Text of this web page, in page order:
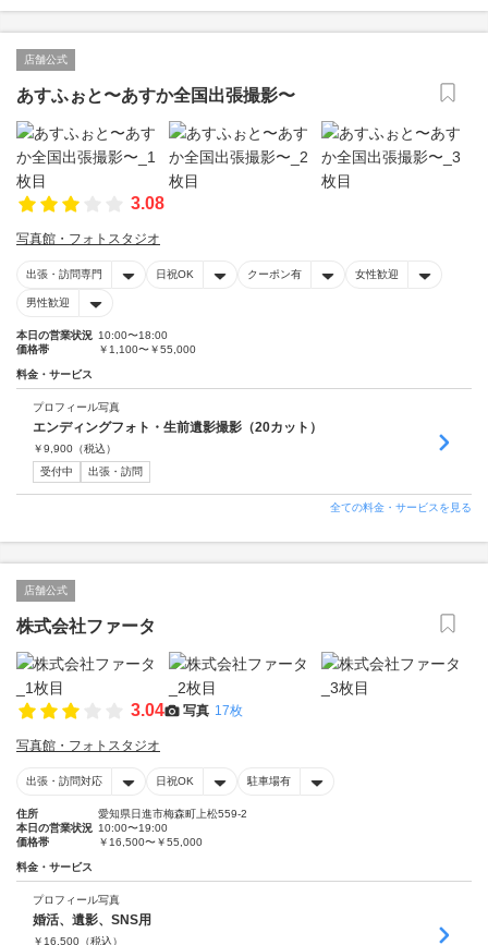
店舗公式
あすふぉと〜あすか全国出張撮影〜
3.08
写真館・フォトスタジオ
出張・訪問専門 日祝OK クーポン有 女性歓迎
男性歓迎
本日の営業状況 10:00〜18:00
価格帯
￥1,100〜￥55,000
料金・サービス
プロフィール写真
エンディングフォト・生前遺影撮影（20カット）
￥9,900 （税込）
受付中
出張・訪問
全ての料金・サービスを見る
店舗公式
株式会社ファータ
3.04 写真 17枚
写真館・フォトスタジオ
出張・訪問対応 日祝OK 駐車場有
住所
愛知県日進市梅森町上松559-2
本日の営業状況 10:00〜19:00
価格帯
￥16,500〜￥55,000
料金・サービス
プロフィール写真
婚活、遺影、SNS用
￥ 16,500 （税込）